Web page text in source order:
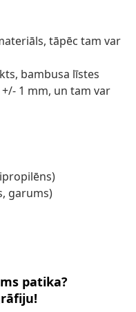
tāpēc tam var
bambusa līstes
1 mm, un tam var
garums)
patika?